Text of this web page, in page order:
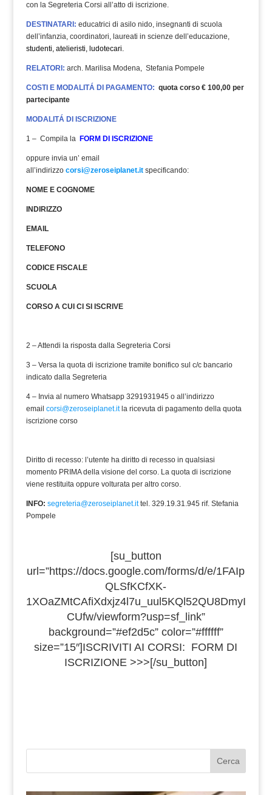
con la Segreteria Corsi all’atto di iscrizione.
DESTINATARI: educatrici di asilo nido, insegnanti di scuola
dell’infanzia, coordinatori, laureati in scienze dell’educazione,
studenti, atelieristi, ludotecari.
RELATORI: arch. Marilisa Modena, Stefania Pompele
COSTI E MODALITÁ DI PAGAMENTO: quota corso € 100,00 per
partecipante
MODALITÁ DI ISCRIZIONE
1 – Compila la FORM DI ISCRIZIONE
oppure invia un’ email
all’indirizzo corsi@zeroseiplanet.itspecificando:
NOME E COGNOME
INDIRIZZO
EMAIL
TELEFONO
CODICE FISCALE
SCUOLA
CORSO A CUI CI SI ISCRIVE
2 – Attendi la risposta dalla Segreteria Corsi
3 – Versa la quota di iscrizione tramite bonifico sul c/c bancario
indicato dalla Segreteria
4 – Invia al numero Whatsapp 3291931945 o all’indirizzo
email corsi@zeroseiplanet.itla ricevuta di pagamento della quota
iscrizione corso
Diritto di recesso: l’utente ha diritto di recesso in qualsiasi
momento PRIMA della visione del corso. La quota di iscrizione
viene restituita oppure volturata per altro corso.
INFO: segreteria@zeroseiplanet.ittel. 329.19.31.945 rif. Stefania
Pompele
[su_button
url=”https://docs.google.com/forms/d/e/1FAIp
QLSfKCfXK-
1XOaZMtCAfiXdxjz4l7u_uul5KQl52QU8DmyI
CUfw/viewform?usp=sf_link”
background=”#ef2d5c” color=”#ffffff”
size=”15″]ISCRIVITI AI CORSI: FORM DI
ISCRIZIONE >>>[/su_button]
Cerca